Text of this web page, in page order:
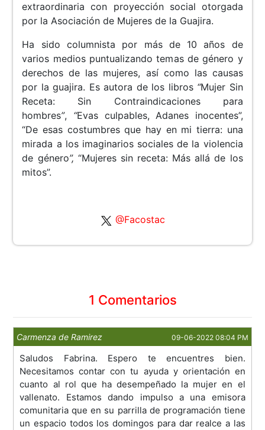
extraordinaria con proyección social otorgada
por la Asociación de Mujeres de la Guajira.
Ha sido columnista por más de 10 años de
varios medios puntualizando temas de género y
derechos de las mujeres, así como las causas
por la guajira. Es autora de los libros “Mujer Sin
Receta: Sin Contraindicaciones para
hombres”, “Evas culpables, Adanes inocentes”,
“De esas costumbres que hay en mi tierra: una
mirada a los imaginarios sociales de la violencia
de género”, “Mujeres sin receta: Más allá de los
mitos”.
@Facostac
1 Comentarios
Carmenza de Ramirez 09-06-2022 08:04 PM
Saludos Fabrina. Espero te encuentres bien.
Necesitamos contar con tu ayuda y orientación en
cuanto al rol que ha desempeñado la mujer en el
vallenato. Estamos dando impulso a una emisora
comunitaria que en su parrilla de programación tiene
un espacio todos los domingos para dar realce a las